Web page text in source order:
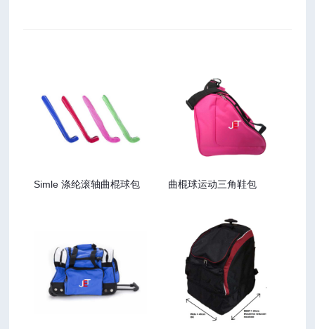
Simle 涤纶滚轴曲棍球包 曲棍球运动三角鞋包